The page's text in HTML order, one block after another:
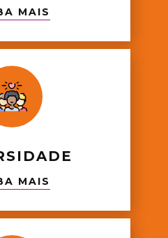
MAIS
MAIS